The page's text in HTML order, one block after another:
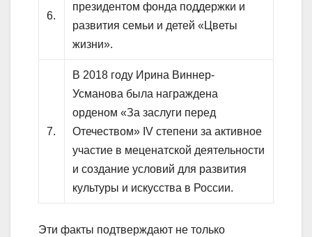
6.
президентом фонда поддержки и
развития семьи и детей «Цветы
жизни».
7.
В 2018 году Ирина Виннер-
Усманова была награждена
орденом «За заслуги перед
Отечеством» IV степени за активное
участие в меценатской деятельности
и создание условий для развития
культуры и искусства в России.
Эти факты подтверждают не только